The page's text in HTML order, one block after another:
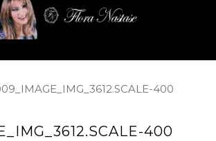
400
400